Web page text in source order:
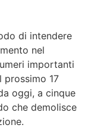
di intendere
nel
importanti
prossimo 17
oggi, a cinque
che demolisce